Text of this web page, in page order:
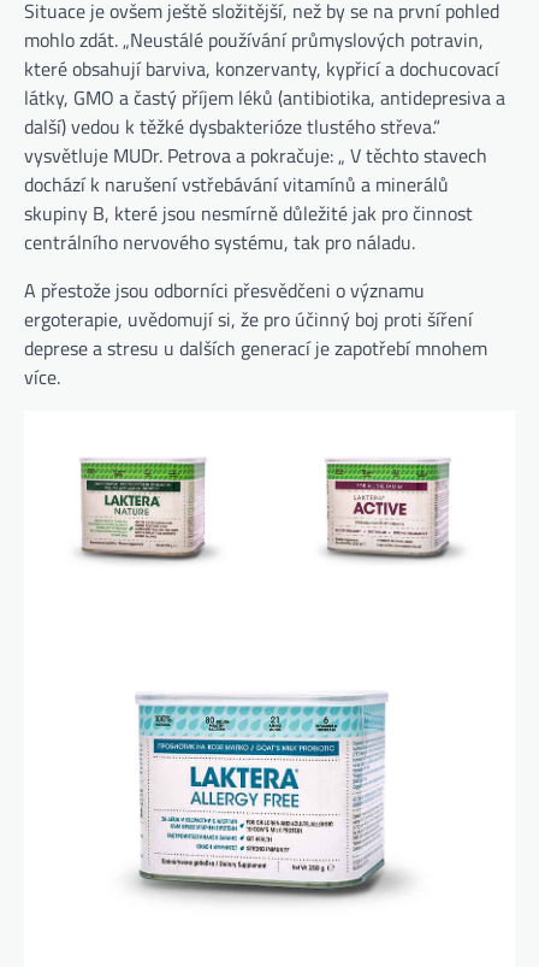
Situace je ovšem ještě složitější, než by se na první pohled
mohlo zdát. „Neustálé používání průmyslových potravin,
které obsahují barviva, konzervanty, kypřicí a dochucovací
látky, GMO a častý příjem léků (antibiotika, antidepresiva a
další) vedou k těžké dysbakterióze tlustého střeva.“
vysvětluje MUDr. Petrova a pokračuje: „ V těchto stavech
dochází k narušení vstřebávání vitamínů a minerálů
skupiny B, které jsou nesmírně důležité jak pro činnost
centrálního nervového systému, tak pro náladu.
A přestože jsou odborníci přesvědčeni o významu
ergoterapie, uvědomují si, že pro účinný boj proti šíření
deprese a stresu u dalších generací je zapotřebí mnohem
více.